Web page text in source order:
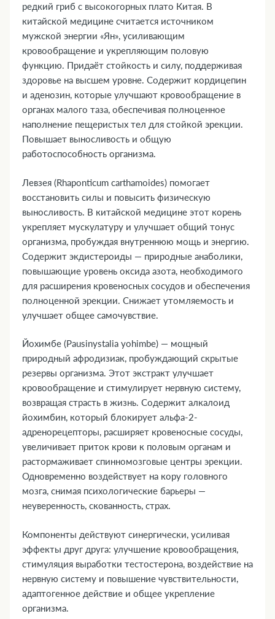
редкий гриб с высокогорных плато Китая. В
китайской медицине считается источником
мужской энергии «Ян», усиливающим
кровообращение и укрепляющим половую
функцию. Придаёт стойкость и силу, поддерживая
здоровье на высшем уровне. Содержит кордицепин
и аденозин, которые улучшают кровообращение в
органах малого таза, обеспечивая полноценное
наполнение пещеристых тел для стойкой эрекции.
Повышает выносливость и общую
работоспособность организма.
Левзея (Rhaponticum carthamoides) помогает
восстановить силы и повысить физическую
выносливость. В китайской медицине этот корень
укрепляет мускулатуру и улучшает общий тонус
организма, пробуждая внутреннюю мощь и энергию.
Содержит экдистероиды — природные анаболики,
повышающие уровень оксида азота, необходимого
для расширения кровеносных сосудов и обеспечения
полноценной эрекции. Снижает утомляемость и
улучшает общее самочувствие.
Йохимбе (Pausinystalia yohimbe) — мощный
природный афродизиак, пробуждающий скрытые
резервы организма. Этот экстракт улучшает
кровообращение и стимулирует нервную систему,
возвращая страсть в жизнь. Содержит алкалоид
йохимбин, который блокирует альфа-2-
адренорецепторы, расширяет кровеносные сосуды,
увеличивает приток крови к половым органам и
растормаживает спинномозговые центры эрекции.
Одновременно воздействует на кору головного
мозга, снимая психологические барьеры —
неуверенность, скованность, страх.
Компоненты действуют синергически, усиливая
эффекты друг друга: улучшение кровообращения,
стимуляция выработки тестостерона, воздействие на
нервную систему и повышение чувствительности,
адаптогенное действие и общее укрепление
организма.